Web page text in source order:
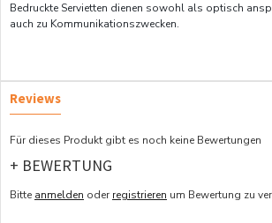
Bedruckte Servietten dienen sowohl als optisch
auch zu Kommunikationszwecken.
Reviews
Für dieses Produkt gibt es noch keine Bewertungen
+ BEWERTUNG
Bitte anmelden oderregistrieren um Bewertung zu